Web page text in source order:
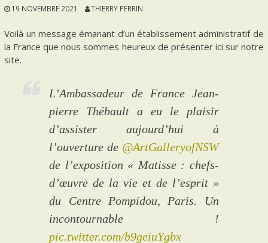
19 NOVEMBRE 2021 THIERRY PERRIN
Voilà un message émanant d’un établissement administratif de
la France que nous sommes heureux de présenter ici sur notre
site.
L’Ambassadeur de France Jean-
pierre Thébault a eu le plaisir
d’assister aujourd’hui à
l’ouverture de @ArtGalleryofNSW
de l’exposition « Matisse : chefs-
d’œuvre de la vie et de l’esprit »
du Centre Pompidou, Paris. Un
incontournable !
pic.twitter.com/b9geiuYgbx